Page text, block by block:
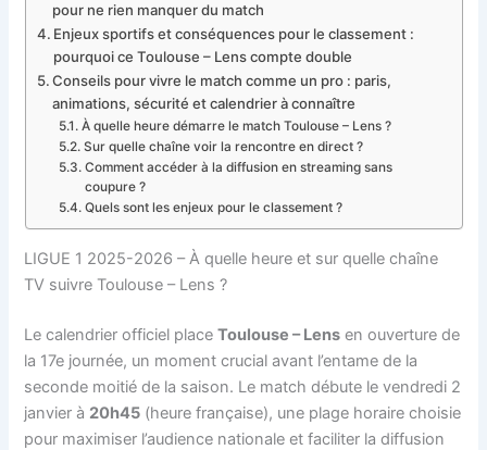
pour ne rien manquer du match
Enjeux sportifs et conséquences pour le classement :
pourquoi ce Toulouse – Lens compte double
Conseils pour vivre le match comme un pro : paris,
animations, sécurité et calendrier à connaître
À quelle heure démarre le match Toulouse – Lens ?
Sur quelle chaîne voir la rencontre en direct ?
Comment accéder à la diffusion en streaming sans
coupure ?
Quels sont les enjeux pour le classement ?
LIGUE 1 2025-2026 – À quelle heure et sur quelle chaîne
TV suivre Toulouse – Lens ?
Le calendrier officiel placeToulouse – Lens en ouverture de
la 17e journée, un moment crucial avant l’entame de la
seconde moitié de la saison. Le match débute le vendredi 2
janvier à 20h45 (heure française), une plage horaire choisie
pour maximiser l’audience nationale et faciliter la diffusion